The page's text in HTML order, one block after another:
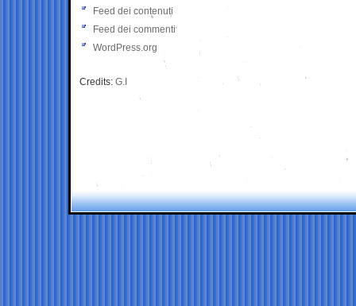
Feed dei contenuti
Feed dei commenti
WordPress.org
Credits: G.I